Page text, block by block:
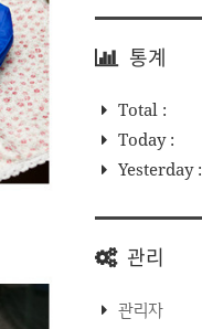
통계
Total :
Today :
Yesterday :
관리
관리자